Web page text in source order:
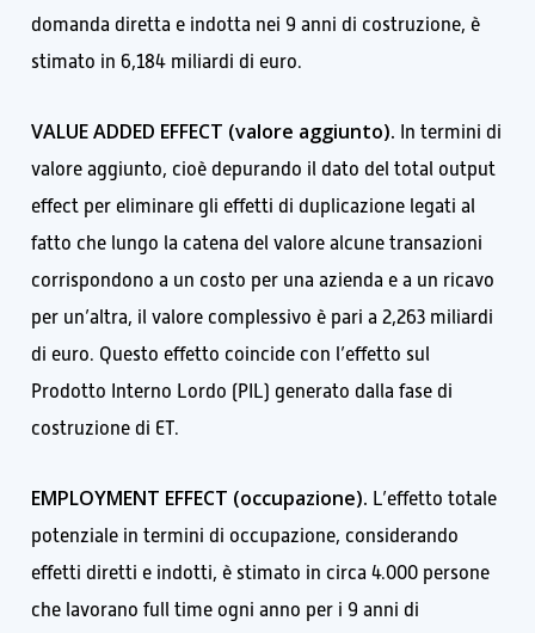
domanda diretta e indotta nei 9 anni di costruzione, è
stimato in 6,184 miliardi di euro.
VALUE ADDED EFFECT (valore aggiunto). In termini di
valore aggiunto, cioè depurando il dato del total output
effect per eliminare gli effetti di duplicazione legati al
fatto che lungo la catena del valore alcune transazioni
corrispondono a un costo per una azienda e a un ricavo
per un’altra, il valore complessivo è pari a 2,263 miliardi
di euro. Questo effetto coincide con l’effetto sul
Prodotto Interno Lordo (PIL) generato dalla fase di
costruzione di ET.
EMPLOYMENT EFFECT (occupazione). L’effetto totale
potenziale in termini di occupazione, considerando
effetti diretti e indotti, è stimato in circa 4.000 persone
che lavorano full time ogni anno per i 9 anni di